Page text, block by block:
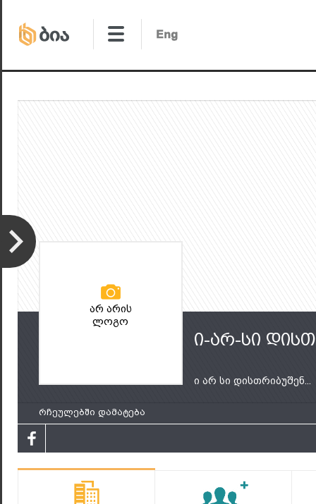
არ არის
ლოგო
ი-არ-სი
ი არ სი დისთრიბუშენ...
რჩეულებში დამატება